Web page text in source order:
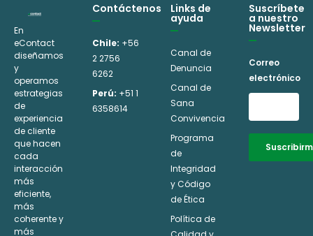
En
eContact
diseñamos
y
operamos
estrategias
de
experiencia
de cliente
que hacen
cada
interacción
más
eficiente,
más
coherente y
más
Contáctenos
Chile: +56
2 2756
6262
Perú: +51 1
6358614
Links de
ayuda
Canal de
Denuncia
Canal de
Sana
Convivencia
Programa
de
Integridad
y Código
de Ética
Política de
Suscríbete
a nuestro
Newsletter
Correo
electrónico